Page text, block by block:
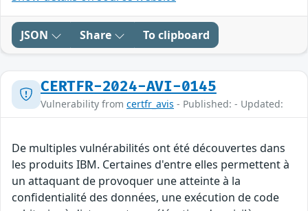
JSON Share To clipboard
CERTFR-2024-AVI-0145
Vulnerability from certfr_avis - Published: - Updated:
De multiples vulnérabilités ont été découvertes dans
les produits IBM. Certaines d'entre elles permettent à
un attaquant de provoquer une atteinte à la
confidentialité des données, une exécution de code